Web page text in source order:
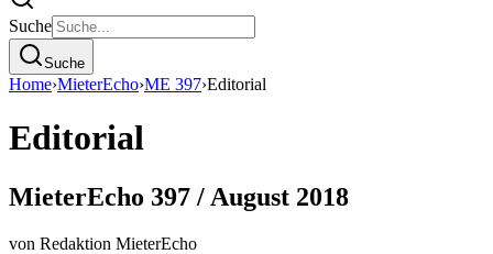
Suche
Suche
Home›MieterEcho›ME 397›Editorial
Editorial
MieterEcho 397 / August 2018
von Redaktion MieterEcho